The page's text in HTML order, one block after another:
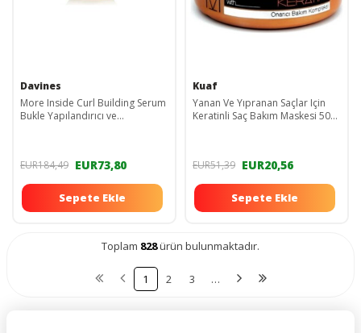
Davines
More Inside Curl Building Serum
Bukle Yapılandırıcı ve
EUR184,49 EUR73,80
Sepete Ekle
Kuaf
Yanan Ve Yıpranan Saçlar Için
Keratinli Saç Bakım Maskesi 500
EUR51,39 EUR20,56
Sepete Ekle
Toplam 828ürün bulunmaktadır.
1 2 3 …